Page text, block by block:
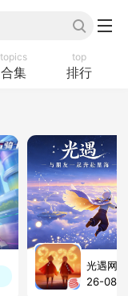
topics
合集
top
排行
光遇网
26-08-